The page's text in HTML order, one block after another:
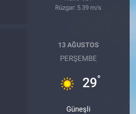
Rüzgar: 5.39 m/s
13 AĞUSTOS
PERŞEMBE
29°
Güneşli